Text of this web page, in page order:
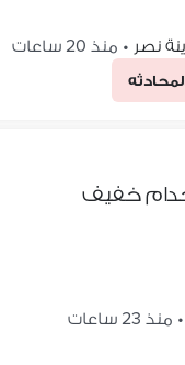
نصر • منذ 20 ساعات
خفيف
• منذ 23 ساعات